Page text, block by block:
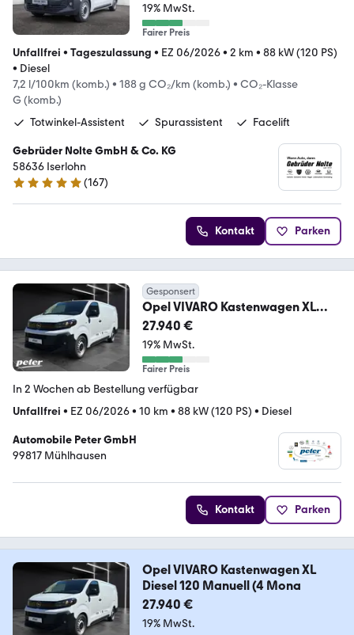
19% MwSt.
Fairer Preis
Unfallfrei • Tageszulassung • EZ 06/2026• 2 km • 88 kW (120 PS)
• Diesel
7,2 l/100km (komb.) • 188 g CO₂/km (komb.) • CO₂-Klasse
G (komb.)
Totwinkel-Assistent
Spurassistent Facelift
Gebrüder Nolte GmbH & Co. KG
58636 Iserlohn
4.8 Sterne
(167)
Kontakt Parken
Gesponsert
Opel VIVARO Kastenwagen XL
Diesel 120 Manuell (4 Mona
27.940 €
19% MwSt.
Fairer Preis
In 2 Wochen ab Bestellung verfügbar
Unfallfrei • EZ 06/2026• 10 km • 88 kW (120 PS) • Diesel
Automobile Peter GmbH
99817 Mühlhausen
Kontakt Parken
Opel VIVARO Kastenwagen XL
Diesel 120 Manuell (4 Mona
27.940 €
19% MwSt.